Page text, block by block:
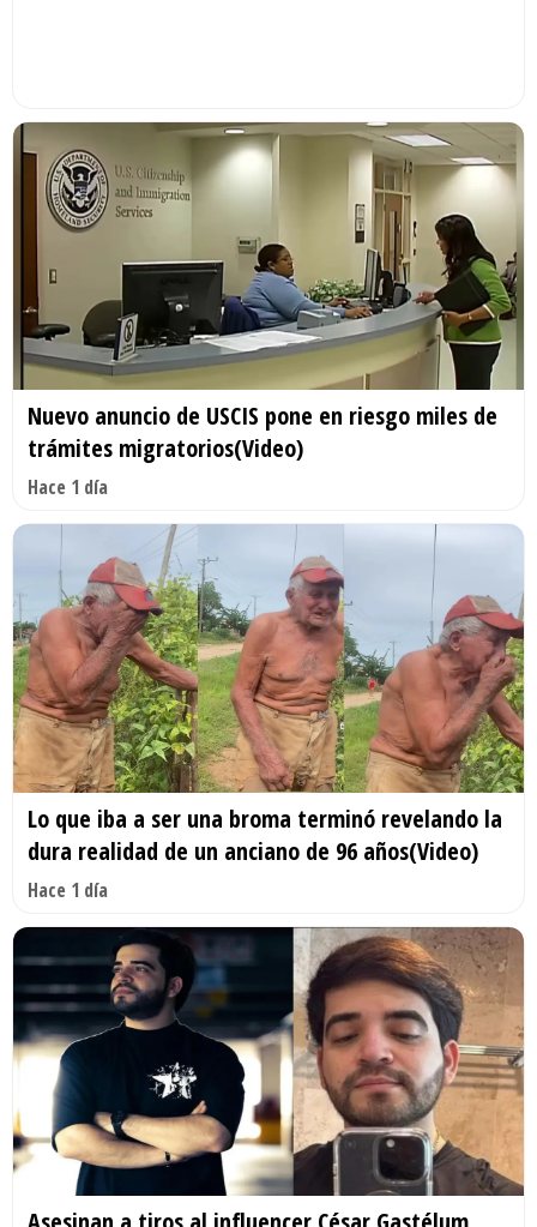
Nuevo anuncio de USCIS pone en riesgo miles de
trámites migratorios(Video)
Hace 1 día
Lo que iba a ser una broma terminó revelando la
dura realidad de un anciano de 96 años(Video)
Hace 1 día